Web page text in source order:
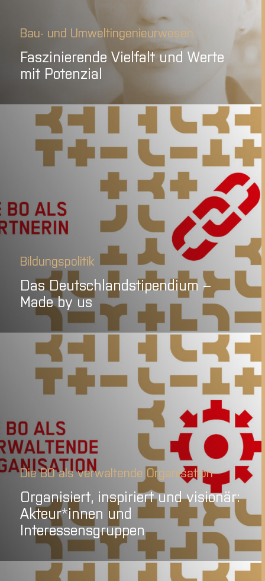
Bau- und Umweltingenieurwesen
Faszinierende Vielfalt und Werte
mit Potenzial
Bildungspolitik
Das Deutschlandstipendium –
Made by us
Die BO als verwaltende Organisation
Organisiert, inspiriert und visionär:
Akteur*innen und
Interessensgruppen